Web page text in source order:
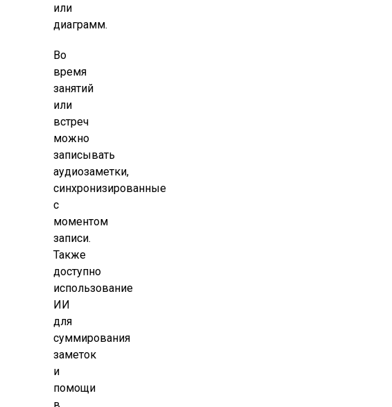
или
диаграмм.
Во
время
занятий
или
встреч
можно
записывать
аудиозаметки,
синхронизированные
с
моментом
записи.
Также
доступно
использование
ИИ
для
суммирования
заметок
и
помощи